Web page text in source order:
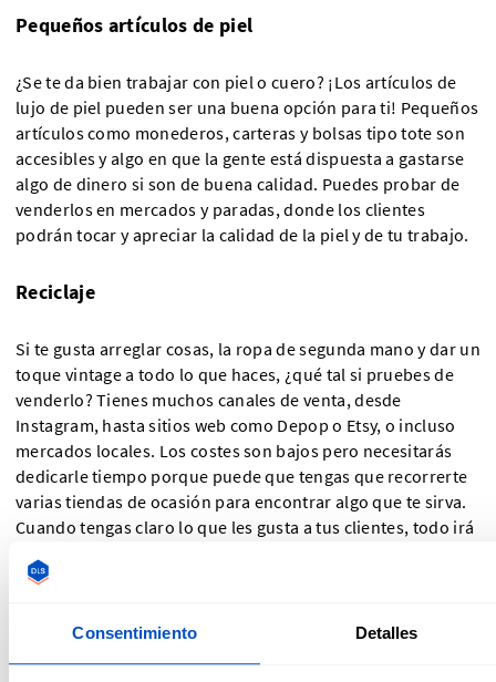
Consentimiento Detalles
Pequeños artículos de piel
¿Se te da bien trabajar con piel o cuero? ¡Los artículos de
lujo de piel pueden ser una buena opción para ti! Pequeños
artículos como monederos, carteras y bolsas tipo tote son
accesibles y algo en que la gente está dispuesta a gastarse
algo de dinero si son de buena calidad. Puedes probar de
venderlos en mercados y paradas, donde los clientes
podrán tocar y apreciar la calidad de la piel y de tu trabajo.
Reciclaje
Si te gusta arreglar cosas, la ropa de segunda mano y dar un
toque vintage a todo lo que haces, ¿qué tal si pruebes de
venderlo? Tienes muchos canales de venta, desde
Instagram, hasta sitios web como Depop o Etsy, o incluso
mercados locales. Los costes son bajos pero necesitarás
dedicarle tiempo porque puede que tengas que recorrerte
varias tiendas de ocasión para encontrar algo que te sirva.
Cuando tengas claro lo que les gusta a tus clientes, todo irá
No tienes que ser un gran costurero para empezar un vlog o